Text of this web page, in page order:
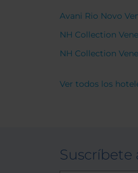
Avani Rio Novo
NH Collection
NH Collection
Ver todos los
Suscríbete